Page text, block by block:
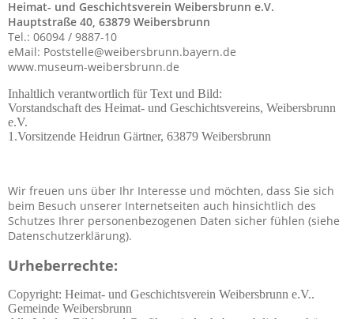
Heimat- und Geschichtsverein Weibersbrunn e.V.
Hauptstraße 40, 63879 Weibersbrunn
Tel.: 06094 / 9887-10
eMail: Poststelle@weibersbrunn.bayern.de
www.museum-weibersbrunn.de
Inhaltlich verantwortlich für Text und Bild:
Vorstandschaft des Heimat- und Geschichtsvereins, Weibersbrunn
e.V.
1.Vorsitzende Heidrun Gärtner, 63879 Weibersbrunn
Wir freuen uns über Ihr Interesse und möchten, dass Sie sich
beim Besuch unserer Internetseiten auch hinsichtlich des
Schutzes Ihrer personenbezogenen Daten sicher fühlen (siehe
Datenschutzerklärung).
Urheberrechte:
Copyright: Heimat- und Geschichtsverein Weibersbrunn e.V..
Gemeinde Weibersbrunn